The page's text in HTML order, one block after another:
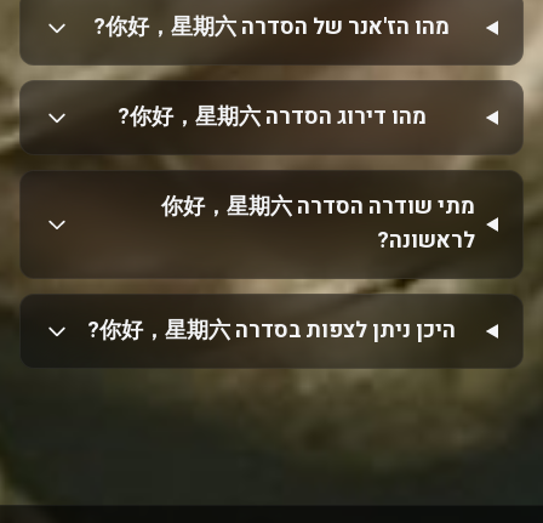
מהו הז'אנר של הסדרה 你好，星期六?
מהו דירוג הסדרה 你好，星期六?
מתי שודרה הסדרה 你好，星期六
לראשונה?
היכן ניתן לצפות בסדרה 你好，星期六?